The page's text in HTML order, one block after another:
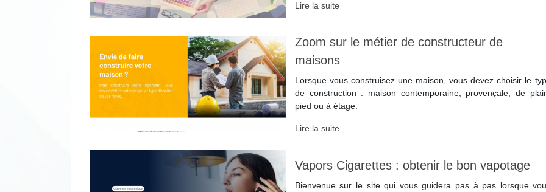
Lire la suite
Zoom sur le métier de constructeur de
maisons
Lorsque vous construisez une maison, vous devez choisir le
de construction : maison contemporaine, provençale, de
pied ou à étage.
Lire la suite
Vapors Cigarettes : obtenir le bon vapotage
Bienvenue sur le site qui vous guidera pas à pas lorsque